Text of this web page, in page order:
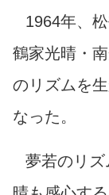
1964年、
鶴家光晴・
のリズムを
なった。
夢若のリ